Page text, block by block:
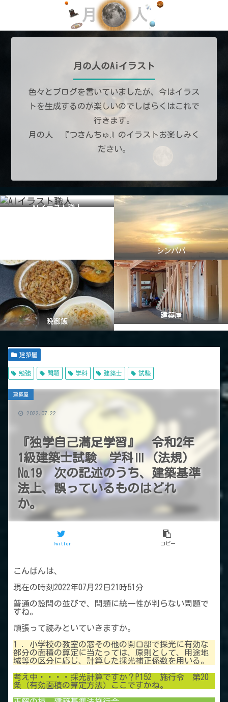
月の人のAiイラスト
色々とブログを書いていましたが、今はイラス
トを生成するのが楽しいのでしばらくはこれで
行きます。
月の人 『つきんちゅ』のイラストお楽しみく
ださい。
AIイラスト職人
シンパパ
晩御飯
建築屋
建築屋
勉強 問題 学科 建築士 試験
『独学自己満足学習』 令和2年
1級建築士試験 学科Ⅲ（法規）
№19 次の記述のうち、建築基準
法上、誤っているものはどれ
か。
建築屋
Twitter コピー
2022.07.22
こんばんは、
現在の時刻2022年07月22日21時51分
普通の設問の並びで、問題に統一性が判らない問題で
すね。
頑張って読みといていきますか。
1 ．小学校の教室の窓その他の開口部で採光に有効な
部分の面積の算定に当たっては、原則として、用途地
域等の区分に応じ、計算した採光補正係数を用いる。
考え中・・・・採光計算ですか？P152 施行令 第20
条（有効面積の算定方法）ここですかね。